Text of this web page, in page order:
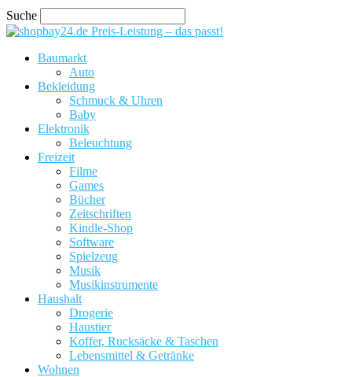
Suche
Preis-Leistung – das passt!
Baumarkt
Auto
Bekleidung
Schmuck & Uhren
Baby
Elektronik
Beleuchtung
Freizeit
Filme
Games
Bücher
Zeitschriften
Kindle-Shop
Software
Spielzeug
Musik
Musikinstrumente
Haushalt
Drogerie
Haustier
Koffer, Rucksäcke & Taschen
Lebensmittel & Getränke
Wohnen